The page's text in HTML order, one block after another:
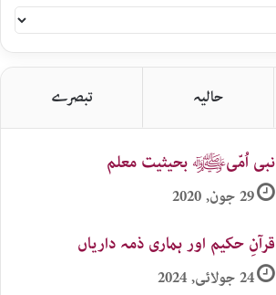
حالیہ تبصرے
نبی اُمّیﷺ بحیثیت معلم
29 جون, 2020
قرآنِ حکیم اور ہماری ذمہ داریاں
24 جولائی, 2024